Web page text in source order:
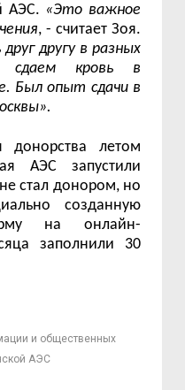
АЭС. «Это важное
, - считает Зоя.
другу в разных
сдаем кровь в
Был опыт сдачи в
донорства летом
АЭС запустили
стал донором, но
созданную
на онлайн-
заполнили 30
и общественных
АЭС